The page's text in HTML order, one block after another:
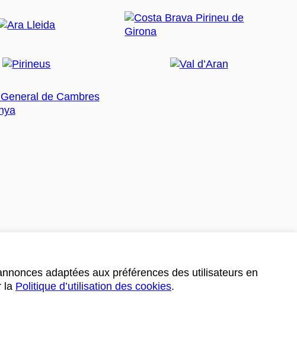
adaptées aux préférences des utilisateurs en
la Politique d’utilisation des cookies.